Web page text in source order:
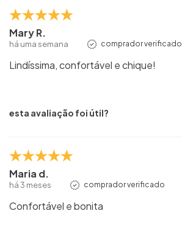
Mary R.
há uma semana comprador verificado
Lindíssima, confortável e chique!
esta avaliação foi útil?
Maria d.
há 3 meses comprador verificado
Confortável e bonita